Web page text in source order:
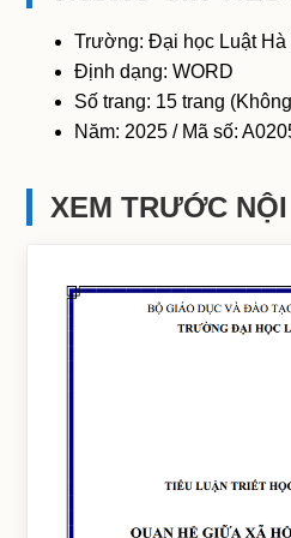
Trường: Đại học Luật Hà
Định dạng: WORD
Số trang: 15 trang
Năm: 2025 / Mã số:
XEM TRƯỚC